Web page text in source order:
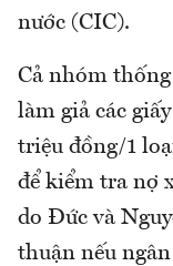
nước (CIC).
Cả nhóm
làm giả các
triệu đồng/1
để kiểm tra nợ
do Đức và
thuận nếu